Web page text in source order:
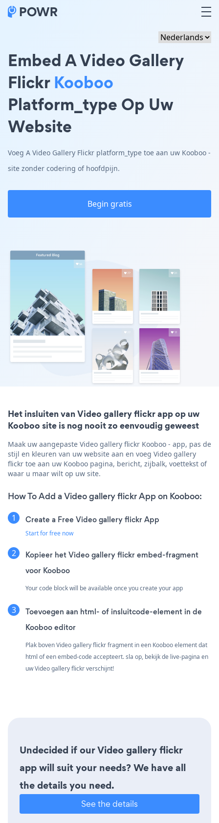
Embed A Video Gallery
FlickrKooboo
Platform_type Op Uw
Website
Voeg A Video Gallery Flickr platform_type toe aan uw Kooboo -
site zonder codering of hoofdpijn.
Begin gratis
Het insluiten van Video gallery flickr app op uw
Kooboo site is nog nooit zo eenvoudig geweest
Maak uw aangepaste Video gallery flickr Kooboo - app, pas de
stijl en kleuren van uw website aan en voeg Video gallery
flickr toe aan uw Kooboo pagina, bericht, zijbalk, voettekst of
waar u maar wilt op uw site.
How To Add a Video gallery flickr App on Kooboo:
Create a Free Video gallery flickr App
Start for free now
Kopieer het Video gallery flickr embed-fragment
voor Kooboo
Your code block will be available once you create your app
Toevoegen aan html- of insluitcode-element in de
Kooboo editor
Plak boven Video gallery flickr fragment in een Kooboo element dat
html of een embed-code accepteert. sla op, bekijk de live-pagina en
uw Video gallery flickr verschijnt!
Undecided if our Video gallery flickr
app will suit your needs? We have all
the details you need.
See the details